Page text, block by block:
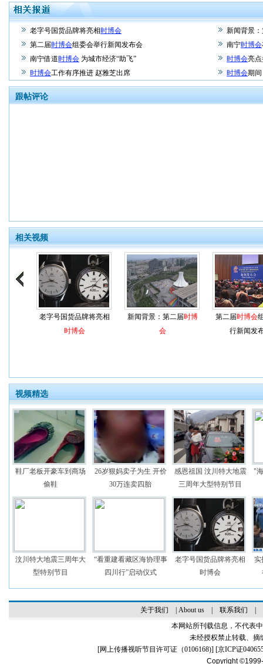
老字号国货品牌将亮相时博会
新闻背景
第二届时博会组委会举行新闻发布会 南宁时博会
南宁借道时博会 为城市经济“助飞” 时博会亮
时博会工作有序推进 赵雅芝出席 时博会期
跟帖评论
相关视频
老字号国货品牌将亮相
时博会
新闻背景：第二届时博
会
第二届时博会
行新闻发
视频精选
鞋厂老板开豪车到商场
偷鞋
26岁狠妈卖子为生 开价
30万连卖四胎
感恩祖国 汶川特大地震
三周年大型特别节目
"
汶川特大地震三周年大
型特别节目
“看重建看藏区海协理事
四川行”启动仪式
老字号国货品牌将亮相
时博会
实
关于我们 About us| 联系我们
本网站所刊载信息，不代表
未经授权禁止转载、摘
[网上传播视听节目许可证（0106168)] [京ICP证
Copyright